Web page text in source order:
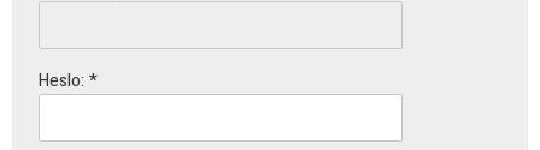
Heslo: *